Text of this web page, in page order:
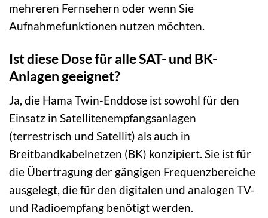
mehreren Fernsehern oder wenn Sie
Aufnahmefunktionen nutzen möchten.
Ist diese Dose für alle SAT- und BK-
Anlagen geeignet?
Ja, die Hama Twin-Enddose ist sowohl für den
Einsatz in Satellitenempfangsanlagen
(terrestrisch und Satellit) als auch in
Breitbandkabelnetzen (BK) konzipiert. Sie ist für
die Übertragung der gängigen Frequenzbereiche
ausgelegt, die für den digitalen und analogen TV-
und Radioempfang benötigt werden.